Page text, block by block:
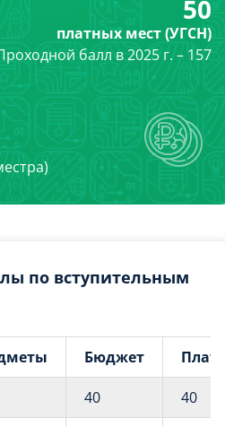
50
платных мест (УГСН)
балл в 2025 г. – 157
по вступительным
Бюджет
40 40